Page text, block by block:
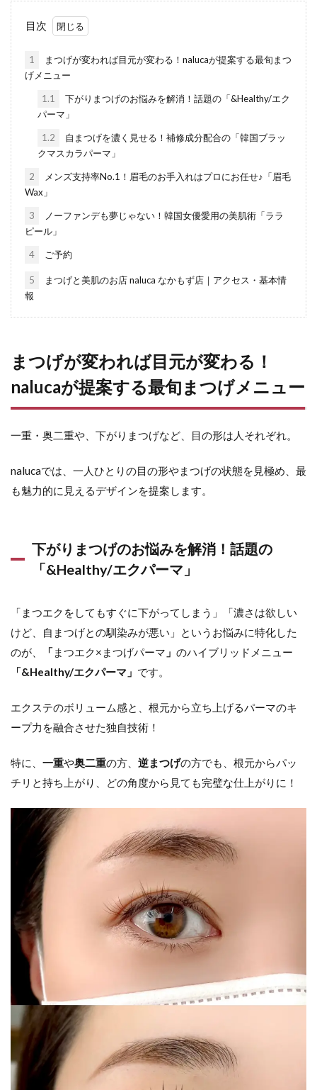
目次
1
まつげが変われば目元が変わる！nalucaが提案する最旬まつ
げメニュー
1.1
下がりまつげのお悩みを解消！話題の「&Healthy/エク
パーマ」
1.2
自まつげを濃く見せる！補修成分配合の「韓国ブラッ
クマスカラパーマ」
2
メンズ支持率No.1！眉毛のお手入れはプロにお任せ♪「眉毛
Wax」
3
ノーファンデも夢じゃない！韓国女優愛用の美肌術「ララ
ピール」
4 ご予約
5
まつげと美肌のお店 naluca なかもず店｜アクセス・基本情
報
まつげが変われば目元が変わる！
nalucaが提案する最旬まつげメニュー
一重・奥二重や、下がりまつげなど、目の形は人それぞれ。
nalucaでは、一人ひとりの目の形やまつげの状態を見極め、最
も魅力的に見えるデザインを提案します。
下がりまつげのお悩みを解消！話題の
「&Healthy/エクパーマ」
「まつエクをしてもすぐに下がってしまう」「濃さは欲しい
けど、自まつげとの馴染みが悪い」というお悩みに特化した
のが、
「まつエク×まつげパーマ 」 のハイブリッドメニュー
「&Healthy/エクパーマ」 です。
エクステのボリューム感と、根元から立ち上げるパーマのキ
ープ力を融合させた独自技術！
特に、 一重や奥二重の方、 逆まつげの方でも、根元からパッ
チリと持ち上がり、どの角度から見ても完璧な仕上がりに！